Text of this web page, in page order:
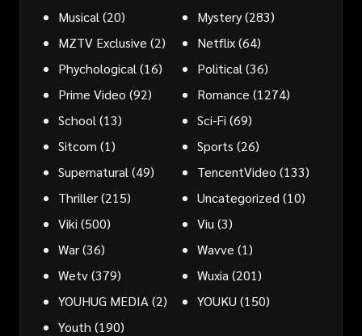
Musical (20) Mystery(283)
MZTV Exclusive (2) Netflix(64)
Phychological (16) Political (36)
Prime Video (92) Romance (1274)
School (13) Sci-Fi (69)
Sitcom (1) Sports (26)
Supernatural (49) TencentVideo (133)
Thriller(215) Uncategorized (10)
Viki (500) Viu (3)
War(36) Wavve (1)
Wetv(379) Wuxia (201)
YOUHUG MEDIA (2) YOUKU (150)
Youth (190)